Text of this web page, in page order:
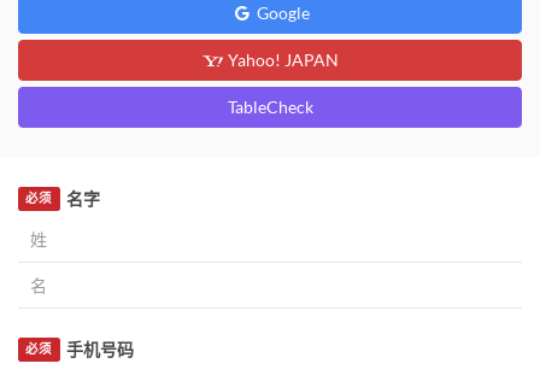
Google
Yahoo! JAPAN
TableCheck
名字
必须
手机号码
必须